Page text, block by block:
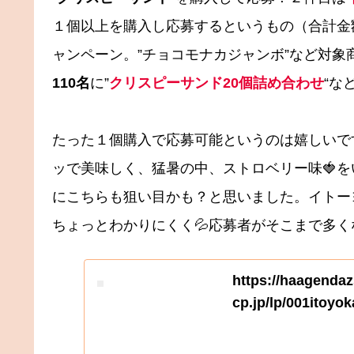
１個以上を購入し応募するというもの（合計金
ャンペーン。”チョコモナカジャンボ”など対
110名に”クリスピーサンド20個詰め合わせ“な
たった１個購入で応募可能というのは嬉しい
ッで美味しく、猛暑の中、ストロベリー味🍓
にこちらも狙い目かも？と思いました。イト
ちょっとわかりにくく💦応募者がそこまで多
https://
cp.jp/lp/